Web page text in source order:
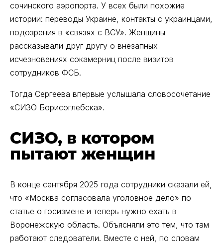
сочинского аэропорта. У всех были похожие
истории: переводы Украине, контакты с украинцами,
подозрения в «связях с ВСУ». Женщины
рассказывали друг другу о внезапных
исчезновениях сокамерниц после визитов
сотрудников ФСБ.
Тогда Сергеева впервые услышала словосочетание
«СИЗО Борисоглебска».
СИЗО, в котором
пытают женщин
В конце сентября 2025 года сотрудники сказали ей,
что «Москва согласовала уголовное дело» по
статье о госизмене и теперь нужно ехать в
Воронежскую область. Объясняли это тем, что там
работают следователи. Вместе с ней, по словам